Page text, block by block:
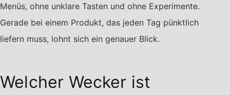
Menüs, ohne unklare Tasten und ohne Experimente.
Gerade bei einem Produkt, das jeden Tag pünktlich
liefern muss, lohnt sich ein genauer Blick.
Welcher Wecker ist